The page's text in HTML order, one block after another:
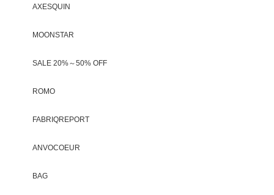
AXESQUIN
MOONSTAR
SALE 20%～50% OFF
ROMO
FABRIQREPORT
ANVOCOEUR
BAG